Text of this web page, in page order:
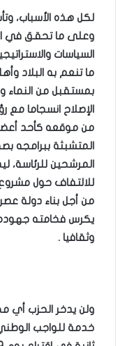
لكل هذه الأسباب،
وعلى ما تحقق في
السياسات
ما تنعم به البلاد
بمستقبل من النماء
الإصلاح انسجاما مع
من موقعه كأحد أعضاء
المتشبثة ببرامجه
المرشحين للرئاسة،
للالتفاف حول
من أجل بناء دولة
يكرس فخامته جهوده
وثقافيا .
ولن يدخر الحزب أي
خدمة للواجب